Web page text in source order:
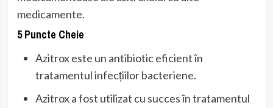
medicamente.
5 Puncte Cheie
Azitrox este un antibiotic eficient în
tratamentul infecțiilor bacteriene.
Azitrox a fost utilizat cu succes în tratamentul